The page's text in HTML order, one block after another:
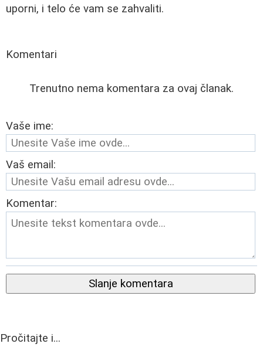
uporni, i telo će vam se zahvaliti.
Komentari
Trenutno nema komentara za ovaj članak.
Vaše ime:
Vaš email:
Komentar:
Slanje komentara
Pročitajte i...